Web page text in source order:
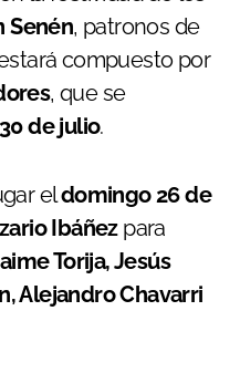
Senén, patronos de
compuesto por
, que se
de julio.
eldomingo 26 de
Ibáñezpara
Torija, Jesús
Alejandro Chavarri